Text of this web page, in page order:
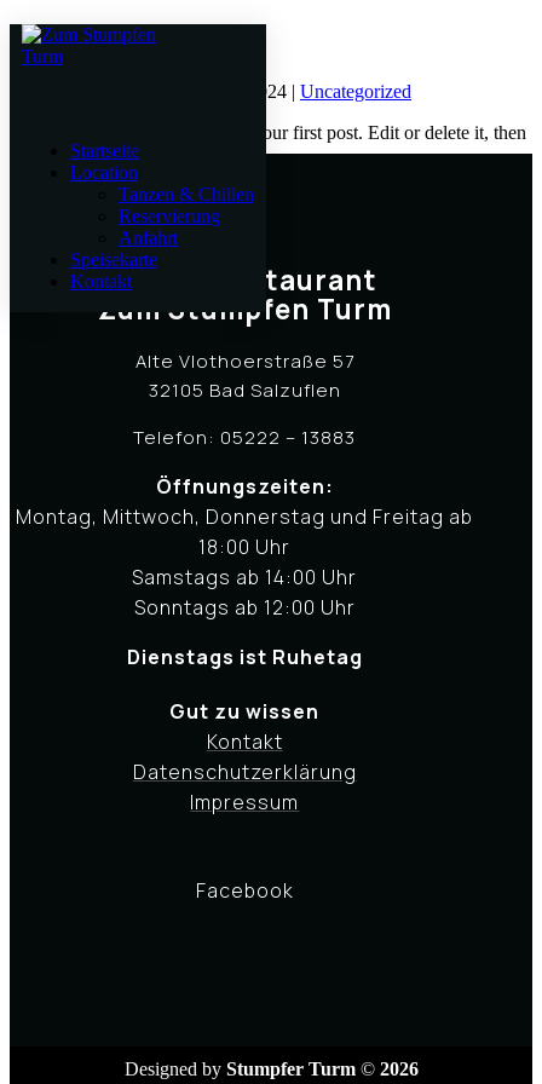
Startseite
Location
Tanzen & Chillen
Reservierung
Anfahrt
Speisekarte
Kontakt
Hello world!
Dez. 21, 2024 | Uncategorized
Welcome to WordPress. This is your first post. Edit or delete it, then
start writing!
Cafe & Restaurant
Zum Stumpfen Turm
Alte Vlothoerstraße 57
32105 Bad Salzuflen
Telefon: 05222 – 13883
Öffnungszeiten:
Montag, Mittwoch, Donnerstag und Freitag ab
18:00 Uhr
Samstags ab 14:00 Uhr
Sonntags ab 12:00 Uhr
Dienstags ist Ruhetag
Gut zu wissen
Kontakt
Datenschutzerklärung
Impressum
Facebook
Designed by Stumpfer Turm© 2026